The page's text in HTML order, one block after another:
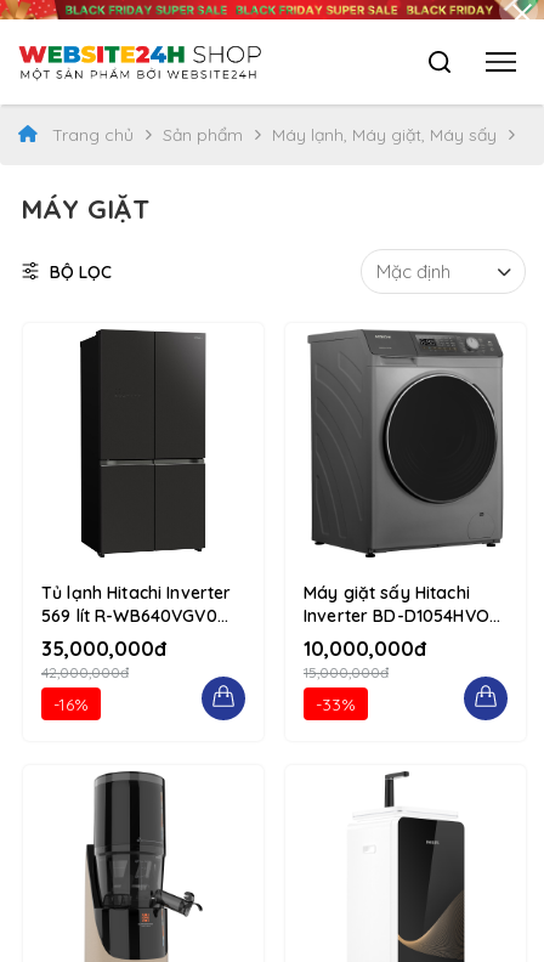
Trang chủ Sản phẩm Máy lạnh, Máy giặt, Máy sấy
MÁY GIẶT
BỘ LỌC
Tủ lạnh Hitachi Inverter
569 lít R-WB640VGV0
(GMG) 1234 d-flex flex-
column
35,000,000đ
42,000,000đ
-16%
Máy giặt sấy Hitachi
Inverter BD-D1054HVOS
10.5/7kg 1234 d-flex
flex-column
10,000,000đ
15,000,000đ
-33%